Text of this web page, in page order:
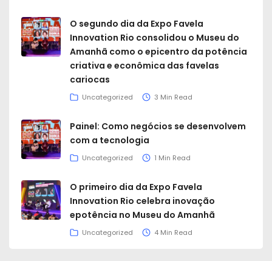
O segundo dia da Expo Favela
Innovation Rio consolidou o Museu do
Amanhã como o epicentro da potência
criativa e econômica das favelas
cariocas
Uncategorized 3 Min Read
Painel: Como negócios se desenvolvem
com a tecnologia
Uncategorized 1 Min Read
O primeiro dia da Expo Favela
Innovation Rio celebra inovação
epotência no Museu do Amanhã
Uncategorized 4 Min Read